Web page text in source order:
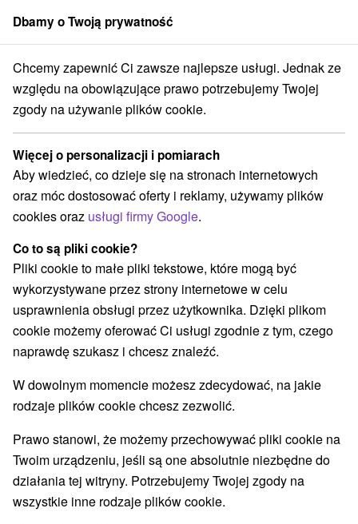
członek grupySorger
Specjalne oferty na Słowacji Pobyty z rabatem Rajecká dolina
Pobyty z rabatem Rajecká dolina
Kategorie
Wszystkie kategorie
Pobyty z rabatem(2)
Wellness pobyty(7) Wyjazdy weekendowe
Romantyczne wypady
Wakacje rodzinne(1)
Wybierz lokalizację lub datę
Najlepiej sprzedające
Wsie i miasta
dla dwojga Rajecké Teplice(2)
WSZYSTKO TOP - BESTSELLERY
Dbamy o Twoją prywatność
Chcemy zapewnić Ci zawsze najlepsze usługi. Jednak ze
względu na obowiązujące prawo potrzebujemy Twojej
zgody na używanie plików cookie.
Więcej o personalizacji i pomiarach
Aby wiedzieć, co dzieje się na stronach internetowych
oraz móc dostosować oferty i reklamy, używamy plików
cookies oraz usługi firmy Google.
Co to są pliki cookie?
Pliki cookie to małe pliki tekstowe, które mogą być
wykorzystywane przez strony internetowe w celu
usprawnienia obsługi przez użytkownika. Dzięki plikom
cookie możemy oferować Ci usługi zgodnie z tym, czego
naprawdę szukasz i chcesz znaleźć.
W dowolnym momencie możesz zdecydować, na jakie
rodzaje plików cookie chcesz zezwolić.
Prawo stanowi, że możemy przechowywać pliki cookie na
Twoim urządzeniu, jeśli są one absolutnie niezbędne do
działania tej witryny. Potrzebujemy Twojej zgody na
wszystkie inne rodzaje plików cookie.